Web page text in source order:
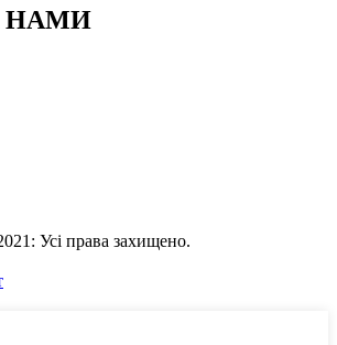
НАМИ
Усі права захищено.